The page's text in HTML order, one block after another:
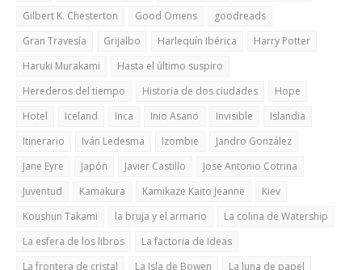
Gilbert K. Chesterton
Good Omens
goodreads
Gran Travesía
Grijalbo Harlequín Ibérica
Harry Potter
Haruki Murakami
Hasta el último suspiro
Herederos del tiempo
Historia de dos ciudades
Hope
Hotel
Iceland Inca Inio Asano Invisible
Islandia
Itinerario
Iván Ledesma Izombie
Jandro González
Jane Eyre
Japón Javier Castillo
Jose Antonio Cotrina
Juventud
Kamakura Kamikaze Kaito Jeanne
Kiev
Koushun Takami
la bruja y el armario
La colina de Watership
La esfera de los libros
La factoria de Ideas
La frontera de cristal
La Isla de Bowen
La luna de papel